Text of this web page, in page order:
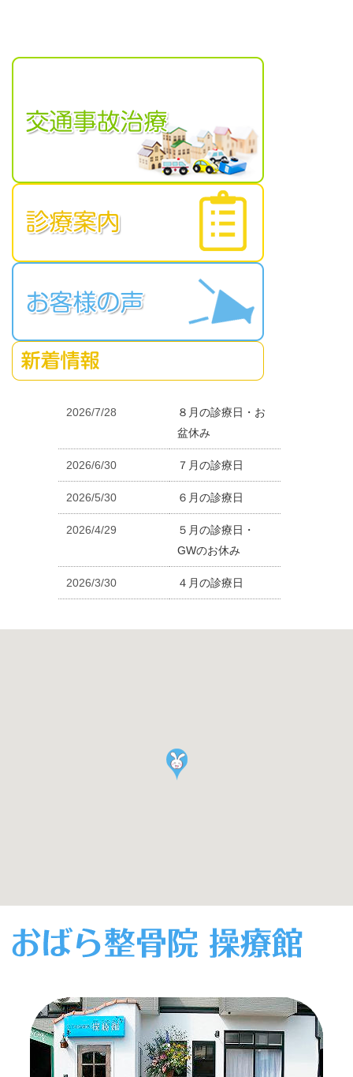
2026/7/28
８月の診療日・お
盆休み
2026/6/30 ７月の診療日
2026/5/30 ６月の診療日
2026/4/29
５月の診療日・
GWのお休み
2026/3/30 ４月の診療日